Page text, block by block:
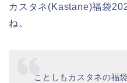
カスタネ(Kastane)福袋
ね。
ことしもカスタネの福